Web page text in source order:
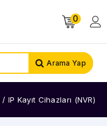
0
Arama Yap
/ IP Kayıt Cihazları (NVR)